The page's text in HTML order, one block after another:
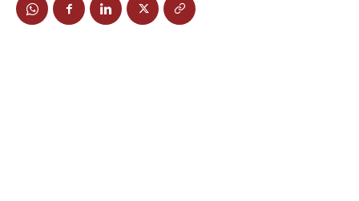
TV Século
TV Século
TV Século
TV Século